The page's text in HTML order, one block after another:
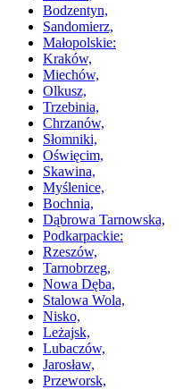
Bodzentyn,
Sandomierz,
Małopolskie:
Kraków,
Miechów,
Olkusz,
Trzebinia,
Chrzanów,
Słomniki,
Oświęcim,
Skawina,
Myślenice,
Bochnia,
Dąbrowa Tarnowska,
Podkarpackie:
Rzeszów,
Tarnobrzeg,
Nowa Dęba,
Stalowa Wola,
Nisko,
Leżajsk,
Lubaczów,
Jarosław,
Przeworsk,